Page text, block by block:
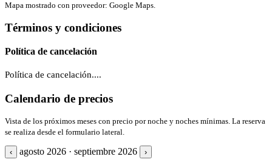
Mapa mostrado con proveedor: Google Maps.
Términos y condiciones
Política de cancelación
Política de cancelación....
Calendario de precios
Vista de los próximos meses con precio por noche y noches mínimas. La reserva
se realiza desde el formulario lateral.
‹ agosto 2026 · septiembre 2026 ›